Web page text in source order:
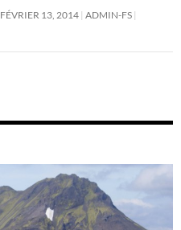
FÉVRIER 13, 2014 ADMIN-FS